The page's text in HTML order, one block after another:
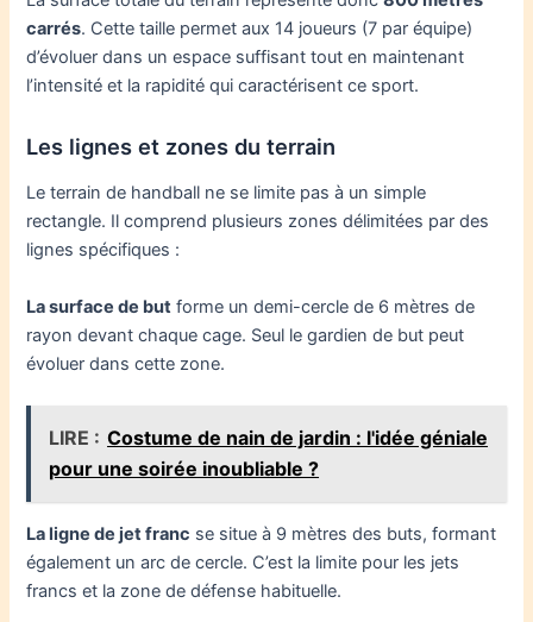
carrés. Cette taille permet aux 14 joueurs (7 par équipe)
d’évoluer dans un espace suffisant tout en maintenant
l’intensité et la rapidité qui caractérisent ce sport.
Les lignes et zones du terrain
Le terrain de handball ne se limite pas à un simple
rectangle. Il comprend plusieurs zones délimitées par des
lignes spécifiques :
La surface de but forme un demi-cercle de 6 mètres de
rayon devant chaque cage. Seul le gardien de but peut
évoluer dans cette zone.
LIRE : Costume de nain de jardin : l'idée géniale
pour une soirée inoubliable ?
La ligne de jet franc se situe à 9 mètres des buts, formant
également un arc de cercle. C’est la limite pour les jets
francs et la zone de défense habituelle.